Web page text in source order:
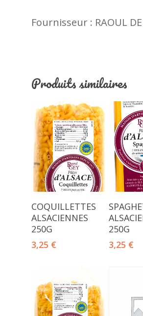
Fournisseur : RAOUL DE
Produits similaires
Ajouter Au
Panier
COQUILLETTES
ALSACIENNES
250G
3,25 €
250G
3,25 €